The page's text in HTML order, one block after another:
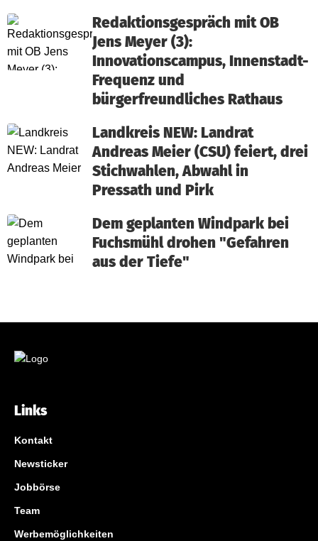
Redaktionsgespräch mit OB
Jens Meyer (3):
Innovationscampus, Innenstadt-
Frequenz und
bürgerfreundliches Rathaus
Landkreis NEW: Landrat
Andreas Meier (CSU) feiert, drei
Stichwahlen, Abwahl in
Pressath und Pirk
Dem geplanten Windpark bei
Fuchsmühl drohen "Gefahren
aus der Tiefe"
Links
Kontakt
Newsticker
Jobbörse
Team
Werbemöglichkeiten